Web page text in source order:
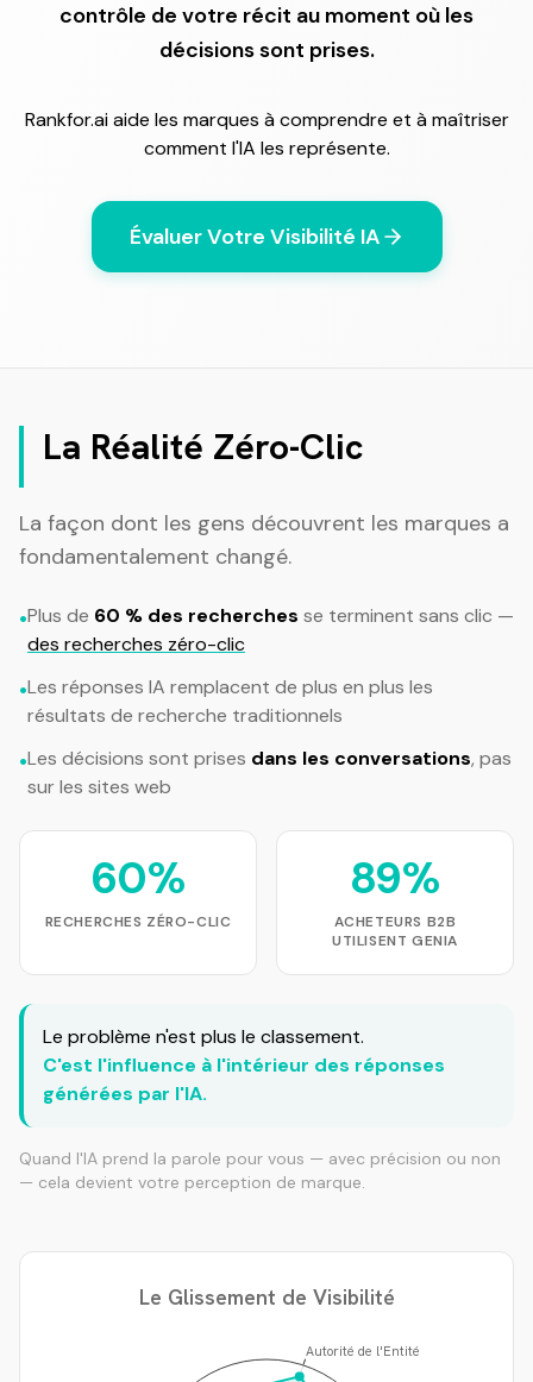
contrôle de votre récit au moment où les
décisions sont prises.
Rankfor.ai aide les marques à comprendre et à maîtriser
comment l'IA les représente.
Évaluer Votre Visibilité IA
La Réalité Zéro-Clic
La façon dont les gens découvrent les marques a
fondamentalement changé.
•Plus de 60 % des recherches se terminent sans clic —
des recherches zéro-clic
•Les réponses IA remplacent de plus en plus les
résultats de recherche traditionnels
•Les décisions sont prises dans les conversations, pas
sur les sites web
60%
RECHERCHES ZÉRO-CLIC
89%
ACHETEURS B2B
UTILISENT GENIA
Le problème n'est plus le classement.
C'est l'influence à l'intérieur des réponses
générées par l'IA.
Quand l'IA prend la parole pour vous — avec précision ou non
— cela devient votre perception de marque.
Le Glissement de Visibilité
Autorité de l'Entité